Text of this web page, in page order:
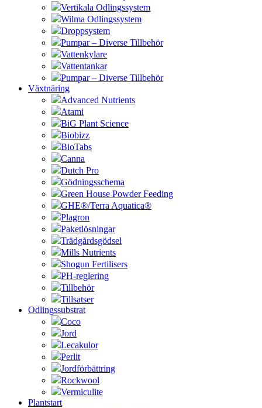
Vertikala Odlingssystem
Wilma Odlingssystem
Droppsystem
Pumpar – Diverse Tillbehör
Vattenkylare
Vattentankar
Pumpar – Diverse Tillbehör
Växtnäring
Advanced Nutrients
Atami
BiG Plant Science
Biobizz
BioTabs
Canna
Dutch Pro
Gödningsschema
Green House Powder Feeding
GHE®/Terra Aquatica®
Plagron
Paketlösningar
Trädgårdsgödsel
Mills Nutrients
Shogun Fertilisers
PH-reglering
Tillbehör
Tillsatser
Odlingssubstrat
Coco
Jord
Lecakulor
Perlit
Jordförbättring
Rockwool
Vermiculite
Plantstart